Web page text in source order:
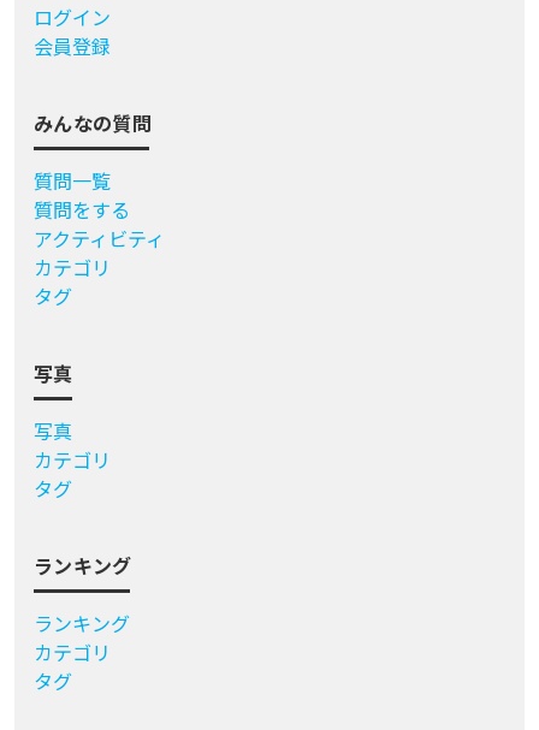
ログイン
会員登録
みんなの質問
質問一覧
質問をする
アクティビティ
カテゴリ
タグ
写真
写真
カテゴリ
タグ
ランキング
ランキング
カテゴリ
タグ